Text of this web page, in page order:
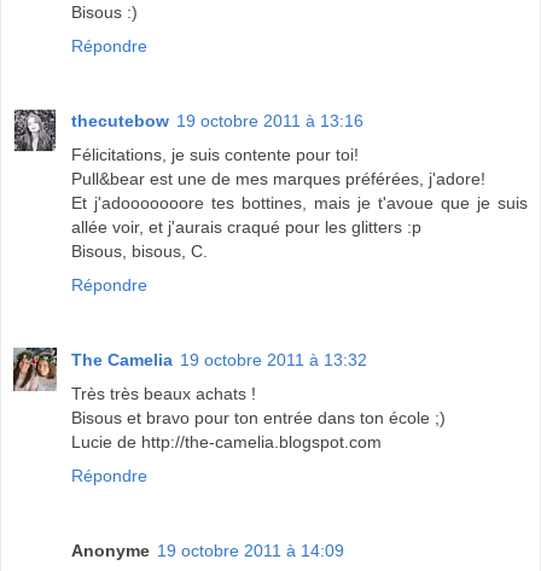
Bisous :)
Répondre
thecutebow 19 octobre 2011 à 13:16
Félicitations, je suis contente pour toi!
Pull&bear est une de mes marques préférées, j'adore!
Et j'adooooooore tes bottines, mais je t'avoue que je suis
allée voir, et j'aurais craqué pour les glitters :p
Bisous, bisous, C.
Répondre
The Camelia 19 octobre 2011 à 13:32
Très très beaux achats !
Bisous et bravo pour ton entrée dans ton école ;)
Lucie de http://the-camelia.blogspot.com
Répondre
Anonyme 19 octobre 2011 à 14:09